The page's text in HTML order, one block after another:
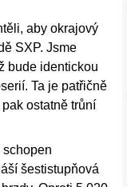
aby okrajový
SXP. Jsme
bude identickou
Ta je patřičně
ostatně trůní
schopen
šestistupňová